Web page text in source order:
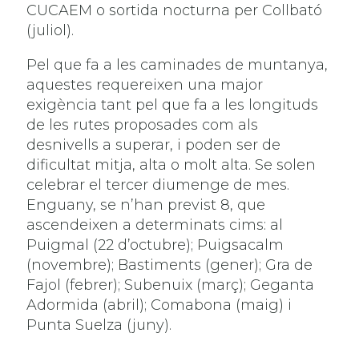
CUCAEM o sortida nocturna per Collbató
(juliol).
Pel que fa a les caminades de muntanya,
aquestes requereixen una major
exigència tant pel que fa a les longituds
de les rutes proposades com als
desnivells a superar, i poden ser de
dificultat mitja, alta o molt alta. Se solen
celebrar el tercer diumenge de mes.
Enguany, se n’han previst 8, que
ascendeixen a determinats cims: al
Puigmal (22 d’octubre); Puigsacalm
(novembre); Bastiments (gener); Gra de
Fajol (febrer); Subenuix (març); Geganta
Adormida (abril); Comabona (maig) i
Punta Suelza (juny).